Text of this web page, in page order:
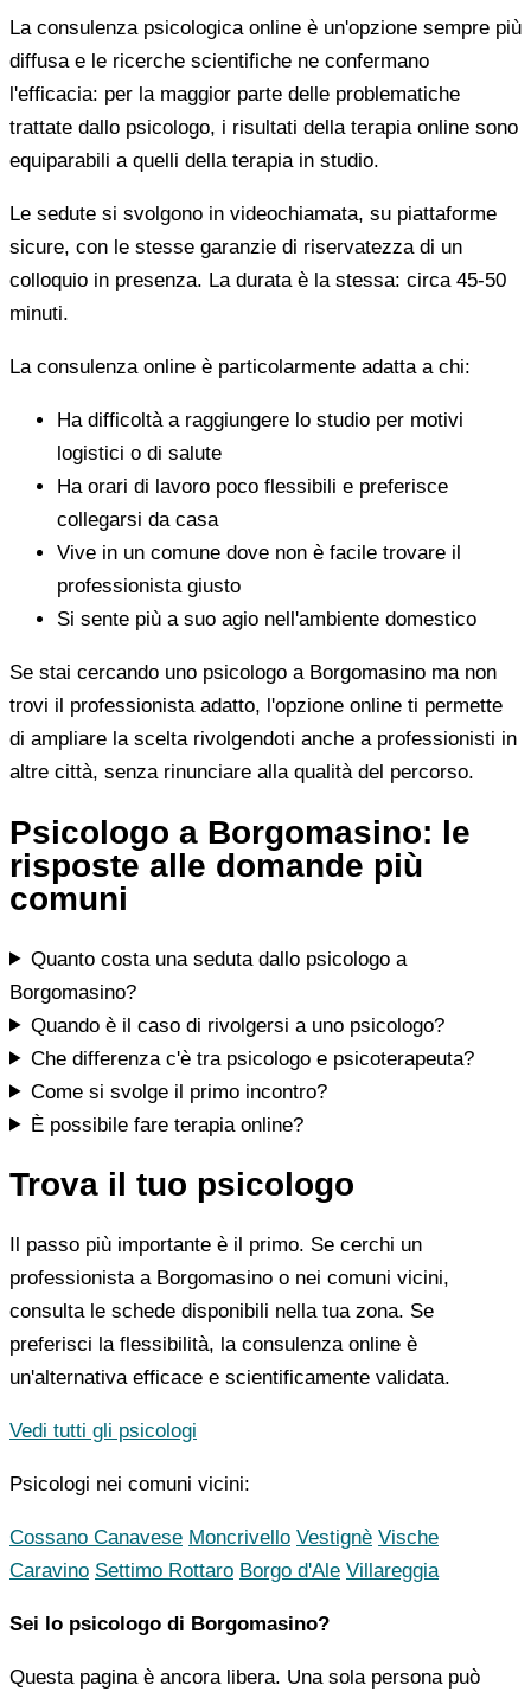
La consulenza psicologica online è un'opzione sempre più
diffusa e le ricerche scientifiche ne confermano
l'efficacia: per la maggior parte delle problematiche
trattate dallo psicologo, i risultati della terapia online sono
equiparabili a quelli della terapia in studio.
Le sedute si svolgono in videochiamata, su piattaforme
sicure, con le stesse garanzie di riservatezza di un
colloquio in presenza. La durata è la stessa: circa 45-50
minuti.
La consulenza online è particolarmente adatta a chi:
Ha difficoltà a raggiungere lo studio per motivi
logistici o di salute
Ha orari di lavoro poco flessibili e preferisce
collegarsi da casa
Vive in un comune dove non è facile trovare il
professionista giusto
Si sente più a suo agio nell'ambiente domestico
Se stai cercando uno psicologo a Borgomasino ma non
trovi il professionista adatto, l'opzione online ti permette
di ampliare la scelta rivolgendoti anche a professionisti in
altre città, senza rinunciare alla qualità del percorso.
Psicologo a Borgomasino: le
risposte alle domande più
comuni
Quanto costa una seduta dallo psicologo a
Borgomasino?
Quando è il caso di rivolgersi a uno psicologo?
Che differenza c'è tra psicologo e psicoterapeuta?
Come si svolge il primo incontro?
È possibile fare terapia online?
Trova il tuo psicologo
Il passo più importante è il primo. Se cerchi un
professionista a Borgomasino o nei comuni vicini,
consulta le schede disponibili nella tua zona. Se
preferisci la flessibilità, la consulenza online è
un'alternativa efficace e scientificamente validata.
Vedi tutti gli psicologi
Psicologi nei comuni vicini:
Cossano Canavese Moncrivello Vestignè Vische
Caravino Settimo Rottaro Borgo d'Ale Villareggia
Sei lo psicologo di Borgomasino?
Questa pagina è ancora libera. Una sola persona può